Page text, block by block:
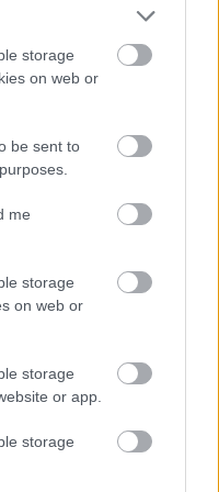
storage
on web or
be sent to
me
storage
on web or
storage
or app.
storage
vagyok és
ha valaki viszi az
hogy az bcs. Annak
vagyok, nem pedig
osztani.
nem értetted meg,
sértettje sincs,
csak megy az
0 információ
nyilvánvaló. Ha
meg, hogy téged
bizonyítékokkal és a
bizonyíték vagy
lépéseket, akkor
unokaöcsémet
a boltból és
sem hülye